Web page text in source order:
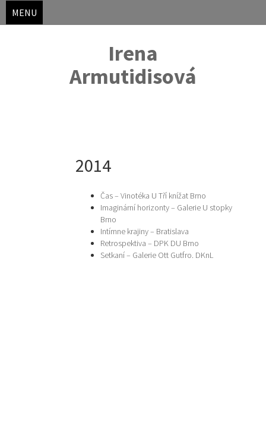
MENU
Irena
Armutidisová
2014
Čas – Vinotéka U Tří knížat Brno
Imaginární horizonty – Galerie U stopky
Brno
Intímne krajiny – Bratislava
Retrospektiva – DPK DU Brno
Setkaní – Galerie Ott Gutfro. DKnL